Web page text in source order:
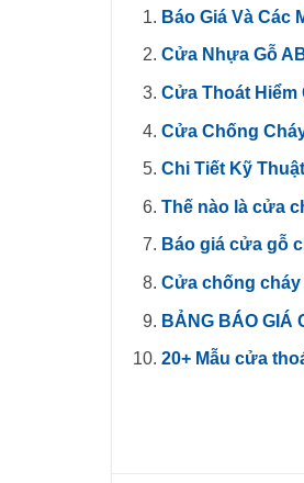
Báo Giá Và Các
Cửa Nhựa Gỗ
Cửa Thoát Hiểm
Cửa Chống
Chi Tiết Kỹ
Thế nào là cửa
Báo giá cửa gỗ
Cửa chống cháy
BẢNG BÁO GIÁ
20+ Mẫu cửa